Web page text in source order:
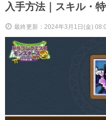
入手方法｜スキル・
最終更新：2024年3月1日(金)